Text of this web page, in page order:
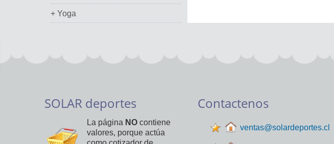
+ Yoga
SOLAR deportes
La página NO contiene
valores, porque actúa
Contactenos
ventas@solardeportes.cl